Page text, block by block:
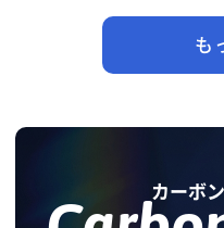
も
カーボ